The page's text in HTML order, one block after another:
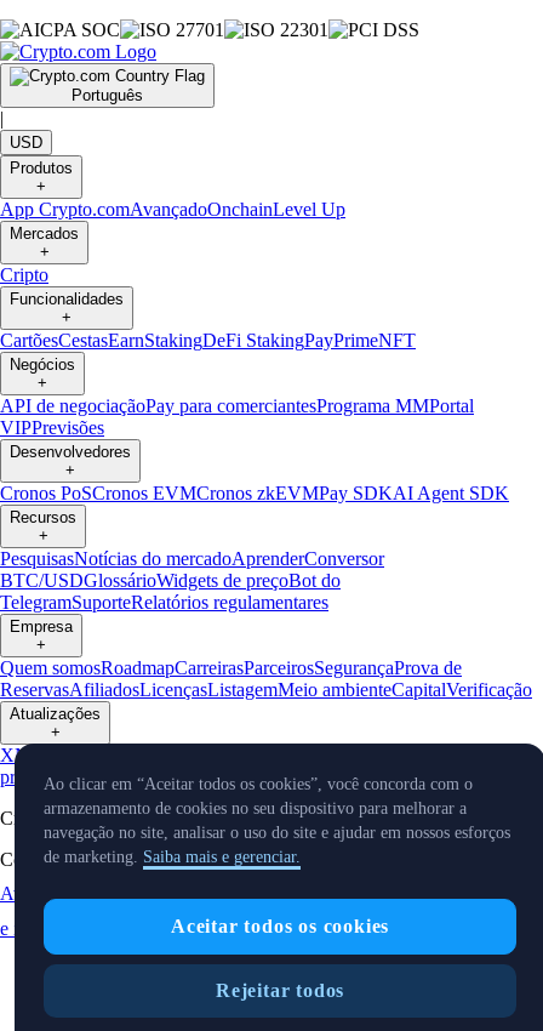
Português
|
USD
Produtos
+
App Crypto.comAvançadoOnchainLevel Up
Mercados
+
Cripto
Funcionalidades
+
CartõesCestasEarnStakingDeFi StakingPayPrimeNFT
Negócios
+
API de negociaçãoPay para comerciantesPrograma MMPortal
VIPPrevisões
Desenvolvedores
+
Cronos PoSCronos EVMCronos zkEVMPay SDKAI Agent SDK
Recursos
+
PesquisasNotícias do mercadoAprenderConversor
BTC/USDGlossárioWidgets de preçoBot do
TelegramSuporteRelatórios regulamentares
Empresa
+
Quem somosRoadmapCarreirasParceirosSegurançaProva de
ReservasAfiliadosLicençasListagemMeio ambienteCapitalVerificação
Atualizações
+
XNotícias de
produtos EventosRedditDiscord InstagramFacebookLinkedin
Cryptocurrency in Every Wallet™
Copyright © 2018 - 2026 Crypto.com. Todos os direitos reservados.
Aviso de Privacidade
Preferências de cookies
e idioma
Ao clicar em “Aceitar todos os cookies”, você concorda com o
armazenamento de cookies no seu dispositivo para melhorar a
navegação no site, analisar o uso do site e ajudar em nossos esforços
de marketing. Saiba mais e gerenciar.
Aceitar todos os cookies
Rejeitar todos